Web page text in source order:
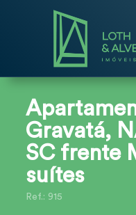
Gravatá,
SC frente
suítes
Ref.: 915